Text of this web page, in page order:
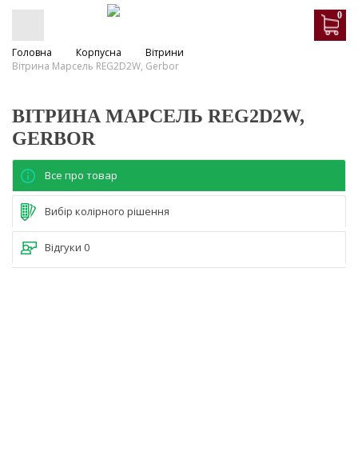
0
Головна Корпусна
Вітрини
Вітрина Марсель REG2D2W, Gerbor
ВІТРИНА МАРСЕЛЬ REG2D2W,
GERBOR
Все про товар
Вибір колірного рішення
Відгуки 0